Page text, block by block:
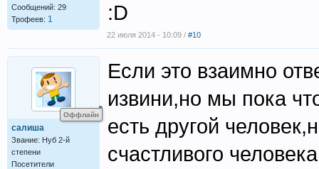
Сообщений: 29
Трофеев: 1
:D
22 июля 2014 - 10:09 / #10
Оффлайн
салиша
Звание: Нуб 2-й
степени
Посетители
Если это взаимно
извини,но мы пока
есть другой
счастливого